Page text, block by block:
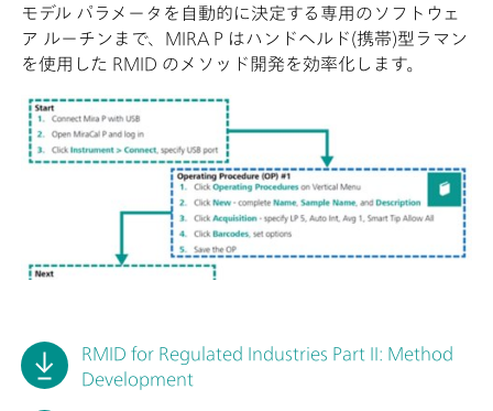
モデル パラメータを自動的に決定する専用のソフトウェ
ア ルーチンまで、MIRA P はハンドヘルド(携帯)型ラマン
を使用した RMID のメソッド開発を効率化します。
RMID for Regulated Industries Part II: Method
Development